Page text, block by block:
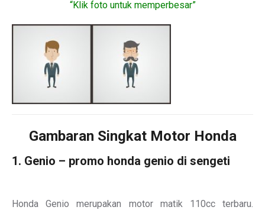
“Klik foto untuk memperbesar”
Gambaran Singkat Motor Honda
1. Genio – promo honda genio di sengeti
Honda Genio merupakan motor matik 110cc terbaru.